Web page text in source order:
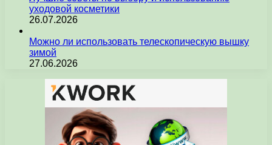
уходовой косметики
26.07.2026
Можно ли использовать телескопическую вышку
зимой
27.06.2026